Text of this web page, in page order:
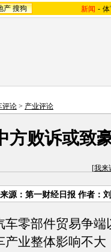
产 搜狗 新闻 -
评论 > 产业评论
方败诉或致
[我来
来源：第一财经日报 作者：
零部件贸易争端
业整体影响不大